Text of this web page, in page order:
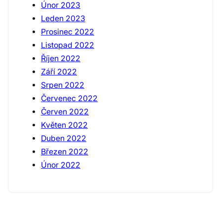
Únor 2023
Leden 2023
Prosinec 2022
Listopad 2022
Říjen 2022
Září 2022
Srpen 2022
Červenec 2022
Červen 2022
Květen 2022
Duben 2022
Březen 2022
Únor 2022